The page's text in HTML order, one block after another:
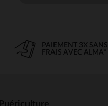
PAIEMENT 3X SANS
FRAIS AVEC ALMA*